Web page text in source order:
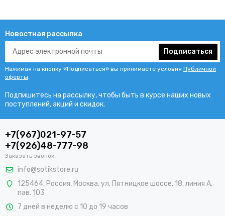
Новостная рассылка
Подписаться
Нажимая на кнопку «Подписаться» вы принимаете условия Публичной
оферты.
Подпишитесь на рассылку, чтобы быть в курсе наших новых
поступлений, акций и скидок.
+7(967)021-97-57
+7(926)48-777-98
Заказать звонок
info@sotikstore.ru
125464, Россия, Москва,ул. Пятницкое шоссе, 18, линия А,
пав. 103
7 дней в неделю с 10 до 19 часов